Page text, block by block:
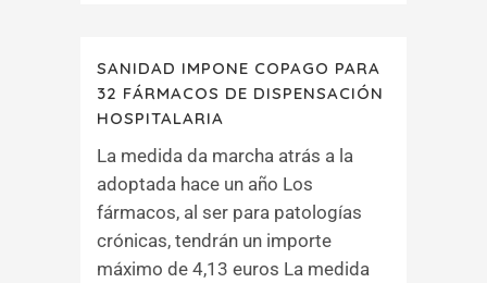
SANIDAD IMPONE COPAGO PARA
32 FÁRMACOS DE DISPENSACIÓN
HOSPITALARIA
La medida da marcha atrás a la
adoptada hace un año Los
fármacos, al ser para patologías
crónicas, tendrán un importe
máximo de 4,13 euros La medida